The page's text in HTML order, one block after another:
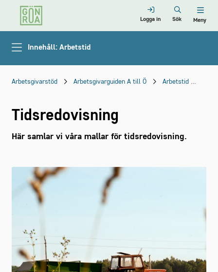
Logga in Sök Meny
Innehåll: Arbetstid
Arbetsgivarstöd Arbetsgivarguiden A till Ö Arbetstid
Tidsredovisning
Här samlar vi våra mallar för tidsredovisning.